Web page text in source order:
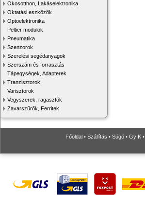
Okosotthon, Lakáselektronika
Oktatási eszközök
Optoelektronika
Peltier modulok
Pneumatika
Szenzorok
Szerelési segédanyagok
Szerszám és forrasztás
Tápegységek, Adapterek
Tranzisztorok
Varisztorok
Vegyszerek, ragasztók
Zavarszűrők, Ferritek
Főoldal • Szállítás • Súgó • GyIK •